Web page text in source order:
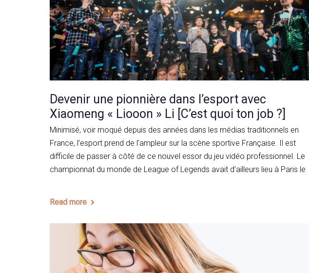
Devenir une pionnière dans l’esport avec
Xiaomeng « Liooon » Li [C’est quoi ton job ?]
Minimisé, voir moqué depuis des années dans les médias traditionnels en
France, l’esport prend de l’ampleur sur la scène sportive Française. Il est
difficile de passer à côté de ce nouvel essor du jeu vidéo professionnel. Le
championnat du monde de League of Legends avait d’ailleurs lieu à Paris le
Read more